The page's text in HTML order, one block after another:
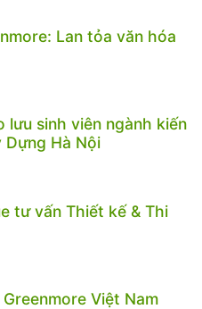
Lan tỏa văn hóa
lưu sinh viên ngành kiến
Hà Nội
tư vấn Thiết kế & Thi
Việt Nam